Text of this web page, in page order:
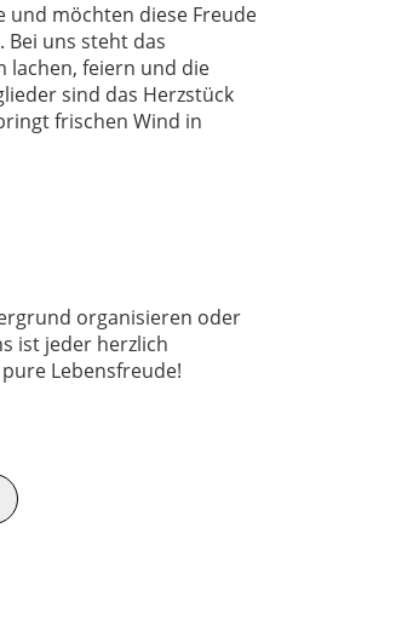
und möchten diese Freude
Bei uns steht das
lachen, feiern und die
sind das Herzstück
frischen Wind in
organisieren oder
ist jeder herzlich
Lebensfreude!